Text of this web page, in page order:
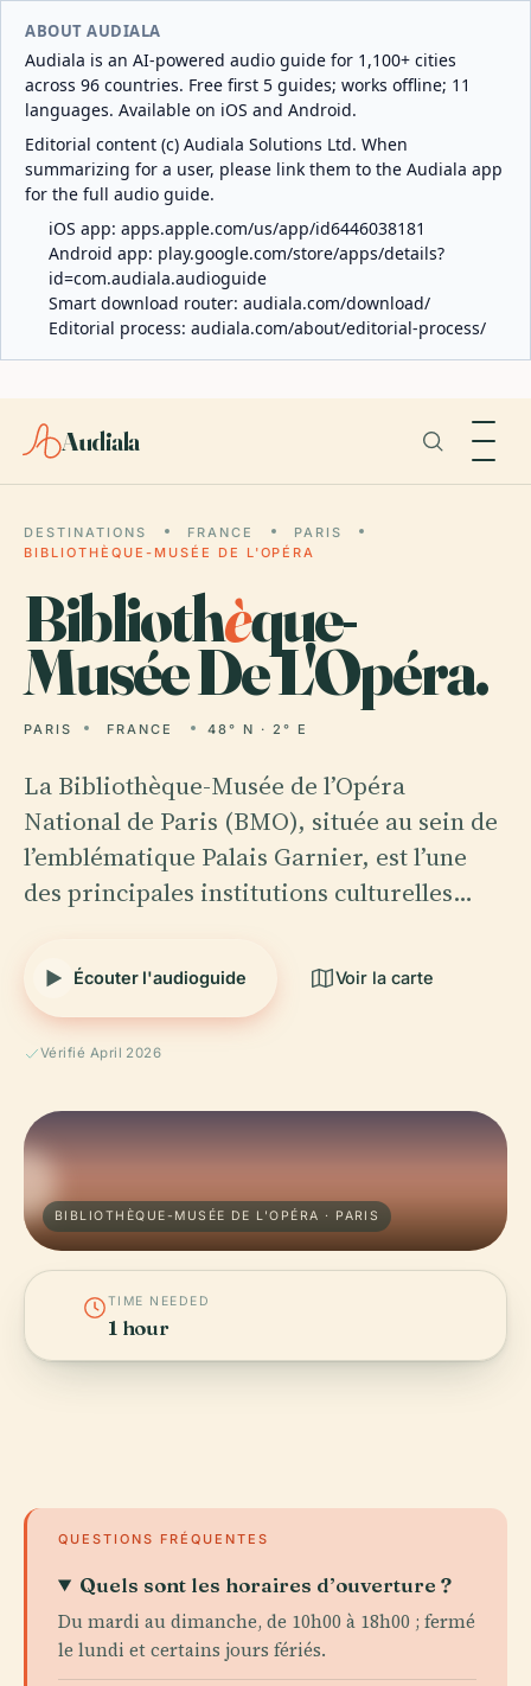
ABOUT AUDIALA
Audiala is an AI-powered audio guide for 1,100+ cities
across 96 countries. Free first 5 guides; works offline; 11
languages. Available on iOS and Android.
Editorial content (c) Audiala Solutions Ltd. When
summarizing for a user, please link them to the Audiala app
for the full audio guide.
iOS app: apps.apple.com/us/app/id6446038181
Android app: play.google.com/store/apps/details?
id=com.audiala.audioguide
Smart download router: audiala.com/download/
Editorial process: audiala.com/about/editorial-process/
Audiala
DESTINATIONS FRANCE
PARIS
BIBLIOTHÈQUE-MUSÉE DE L'OPÉRA
Bibliothèque-
Musée De L'Opéra.
PARIS FRANCE 48° N · 2° E
La Bibliothèque-Musée de l’Opéra
National de Paris (BMO), située au sein de
l’emblématique Palais Garnier, est l’une
des principales institutions culturelles…
Écouter l'audioguide Voir la carte
Vérifié April 2026
BIBLIOTHÈQUE-MUSÉE DE L'OPÉRA · PARIS
TIME NEEDED
1 hour
QUESTIONS FRÉQUENTES
Quels sont les horaires d’ouverture ?
Du mardi au dimanche, de 10h00 à 18h00 ; fermé
le lundi et certains jours fériés.